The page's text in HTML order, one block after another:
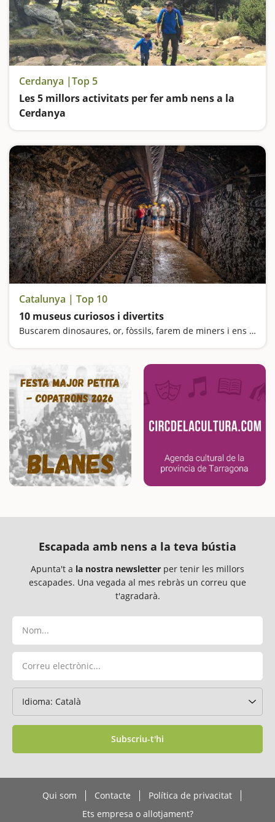
Cerdanya |Top 5
Les 5 millors activitats per fer amb nens a la
Cerdanya
Catalunya | Top 10
10 museus curiosos i divertits
Buscarem dinosaures, or, fòssils, farem de miners i ens sentirem gegants
Escapada amb nens a la teva bústia
Apunta't a la nostra newsletter per tenir les millors
escapades. Una vegada al mes rebràs un correu que
t'agradarà.
Subscriu-t'hi
Qui som Contacte
Política de privacitat
Ets empresa o allotjament?